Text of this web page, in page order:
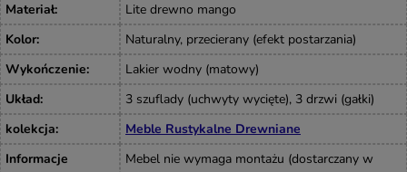
Materiał:
Lite drewno mango
Kolor:
Naturalny, przecierany (efekt postarzania)
Wykończenie:
Lakier wodny (matowy)
Układ:
3 szuflady (uchwyty wycięte), 3 drzwi (gałki)
kolekcja:
Meble Rustykalne Drewniane
Informacje
Mebel nie wymaga montażu (dostarczany w